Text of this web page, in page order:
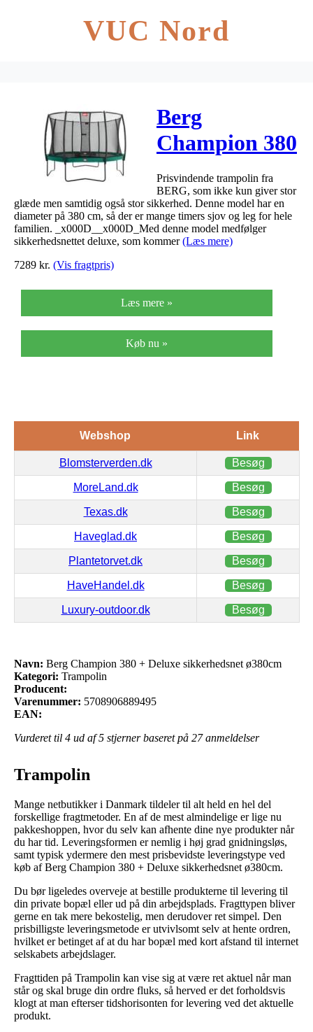
VUC Nord
Berg
Champion 380
+ Deluxe
sikkerhedsnet
ø380cm
Prisvindende trampolin fra
BERG, som ikke kun giver stor
glæde men samtidig også stor sikkerhed. Denne model har en
diameter på 380 cm, så der er mange timers sjov og leg for hele
familien. _x000D__x000D_Med denne model medfølger
sikkerhedsnettet deluxe, som kommer(Læs mere)
7289 kr. (Vis fragtpris)
Læs mere »
Køb nu »
Webshop Link
Blomsterverden.dk Besøg
MoreLand.dk Besøg
Texas.dk Besøg
Haveglad.dk Besøg
Plantetorvet.dk Besøg
HaveHandel.dk Besøg
Luxury-outdoor.dk Besøg
Navn: Berg Champion 380 + Deluxe sikkerhedsnet ø380cm
Kategori: Trampolin
Producent:
Varenummer: 5708906889495
EAN:
Vurderet til 4 ud af 5 stjerner baseret på 27anmeldelser
Trampolin
Mange netbutikker i Danmark tildeler til alt held en hel del
forskellige fragtmetoder. En af de mest almindelige er lige nu
pakkeshoppen, hvor du selv kan afhente dine nye produkter når
du har tid. Leveringsformen er nemlig i høj grad gnidningsløs,
samt typisk ydermere den mest prisbevidste leveringstype ved
køb af Berg Champion 380 + Deluxe sikkerhedsnet ø380cm.
Du bør ligeledes overveje at bestille produkterne til levering til
din private bopæl eller ud på din arbejdsplads. Fragttypen bliver
gerne en tak mere bekostelig, men derudover ret simpel. Den
prisbilligste leveringsmetode er utvivlsomt selv at hente ordren,
hvilket er betinget af at du har bopæl med kort afstand til internet
selskabets arbejdslager.
Fragttiden på Trampolin kan vise sig at være ret aktuel når man
står og skal bruge din ordre fluks, så herved er det forholdsvis
klogt at man efterser tidshorisonten for levering ved det aktuelle
produkt.